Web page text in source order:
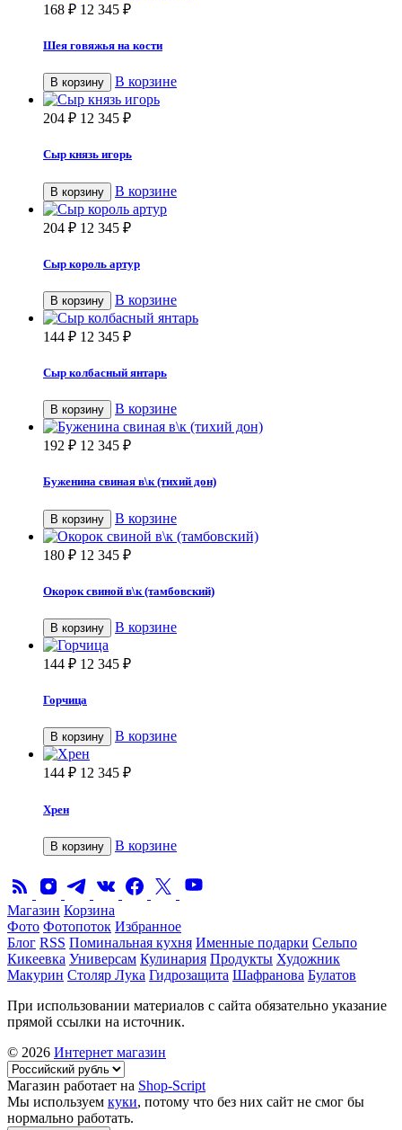
168 ₽ 12 345 ₽
Шея говяжья на кости
В корзину В корзине
204 ₽ 12 345 ₽
Сыр князь игорь
В корзину В корзине
204 ₽ 12 345 ₽
Сыр король артур
В корзину В корзине
144 ₽ 12 345 ₽
Сыр колбасный янтарь
В корзину В корзине
192 ₽ 12 345 ₽
Буженина свиная в\к (тихий дон)
В корзину В корзине
180 ₽ 12 345 ₽
Окорок свиной в\к (тамбовский)
В корзину В корзине
144 ₽ 12 345 ₽
Горчица
В корзину В корзине
144 ₽ 12 345 ₽
Хрен
В корзину В корзине
Магазин Корзина
Фото Фотопоток Избранное
Блог RSS Поминальная кухня Именные подарки Сельпо
Кикеевка Универсам Кулинария Продукты Художник
Макурин Столяр Лука Гидрозащита Шафранова Булатов
При использовании материалов с сайта обязательно указание
прямой ссылки на источник.
© 2026 Интернет магазин
Магазин работает на Shop-Script
Мы используем куки, потому что без них сайт не смог бы
нормально работать.